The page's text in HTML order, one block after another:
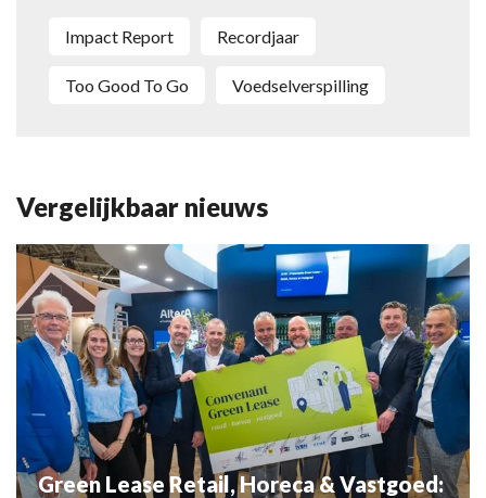
Impact Report recordjaar
Too Good To Go voedselverspilling
Vergelijkbaar nieuws
Green Lease Retail, Horeca & Vastgoed: